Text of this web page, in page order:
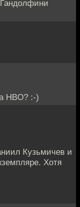
HBO? :-)
Кузьмичев и
Хотя